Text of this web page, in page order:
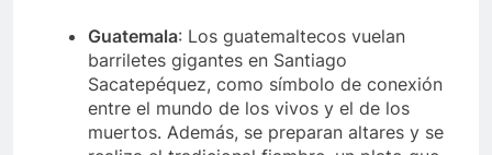
Guatemala: Los guatemaltecos vuelan
barriletes gigantes en Santiago
Sacatepéquez, como símbolo de conexión
entre el mundo de los vivos y el de los
muertos. Además, se preparan altares y se